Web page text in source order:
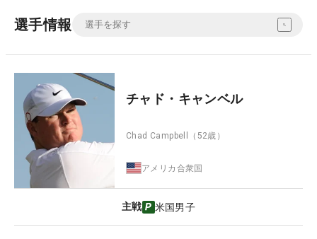
選手情報
チャド・キャンベル
Chad Campbell （52歳）
アメリカ合衆国
主戦 米国男子